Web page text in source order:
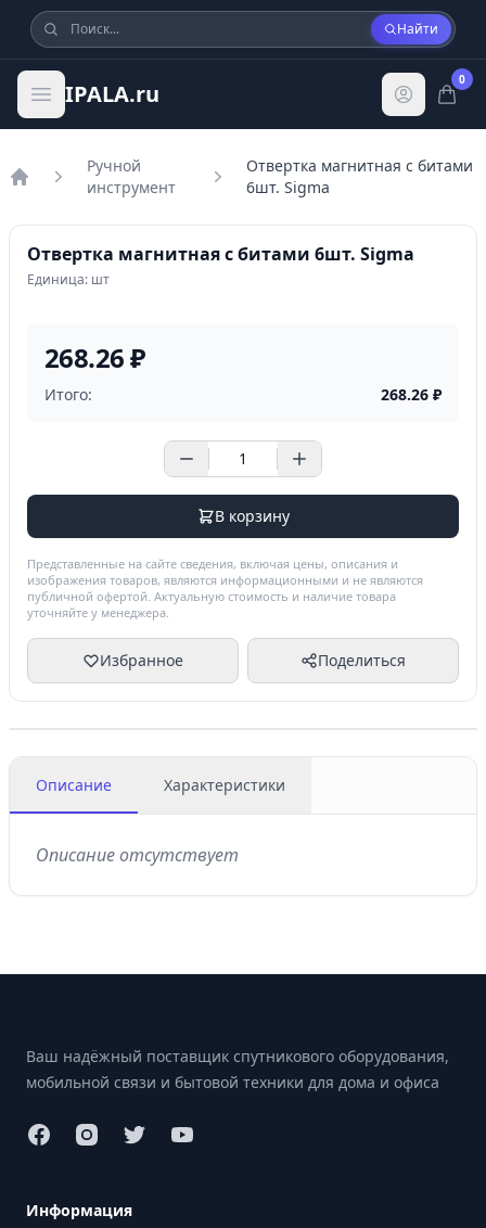
Найти
IPALA.ru
0
Ручной
инструмент
Отвертка магнитная с битами
6шт. Sigma
Отвертка магнитная с битами 6шт. Sigma
Единица: шт
268.26 ₽
Итого: 268.26 ₽
В корзину
Представленные на сайте сведения, включая цены, описания и
изображения товаров, являются информационными и не являются
публичной офертой. Актуальную стоимость и наличие товара
уточняйте у менеджера.
Избранное Поделиться
Описание Характеристики
Описание отсутствует
Ваш надёжный поставщик спутникового оборудования,
мобильной связи и бытовой техники для дома и офиса
Информация